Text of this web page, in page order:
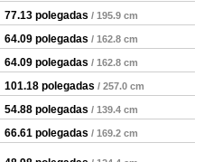
77.13 polegadas / 195.9 cm
64.09 polegadas / 162.8 cm
64.09 polegadas / 162.8 cm
101.18 polegadas / 257.0 cm
54.88 polegadas / 139.4 cm
66.61 polegadas / 169.2 cm